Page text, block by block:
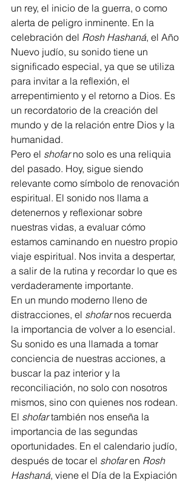
un rey, el inicio de la guerra, o como
alerta de peligro inminente. En la
celebración del Rosh Hashaná, el Año
Nuevo judío, su sonido tiene un
significado especial, ya que se utiliza
para invitar a la reflexión, el
arrepentimiento y el retorno a Dios. Es
un recordatorio de la creación del
mundo y de la relación entre Dios y la
humanidad.
Pero el shofar no solo es una reliquia
del pasado. Hoy, sigue siendo
relevante como símbolo de renovación
espiritual. El sonido nos llama a
detenernos y reflexionar sobre
nuestras vidas, a evaluar cómo
estamos caminando en nuestro propio
viaje espiritual. Nos invita a despertar,
a salir de la rutina y recordar lo que es
verdaderamente importante.
En un mundo moderno lleno de
distracciones, el shofar nos recuerda
la importancia de volver a lo esencial.
Su sonido es una llamada a tomar
conciencia de nuestras acciones, a
buscar la paz interior y la
reconciliación, no solo con nosotros
mismos, sino con quienes nos rodean.
El shofar también nos enseña la
importancia de las segundas
oportunidades. En el calendario judío,
después de tocar el shofar en Rosh
Hashaná, viene el Día de la Expiación